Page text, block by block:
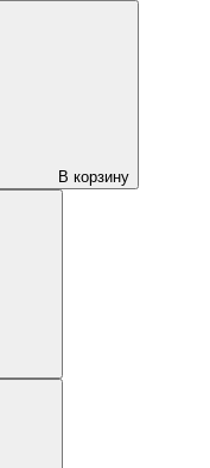
В корзину